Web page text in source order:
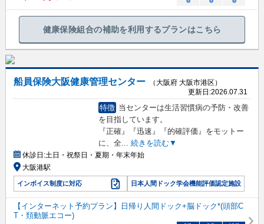
健康保険組合の補助を利用するプランはこちら
船員保険大阪健康管理センター
（大阪府 大阪市港区）
更新日:2026.07.31
特徴 当センターは生活習慣病の予防・改善
を目指しています。
『正確』『迅速』『的確評価』をモットー
に、全... 続きを読む▼
休診日:土日・祝祭日・夏期・年末年始
大阪港駅
インボイス制度に対応 日本人間ドック学会機能評価認定施設
【インターネット予約プラン】日帰り人間ドック+脳ドック*(頭部C
T・頚動脈エコー)